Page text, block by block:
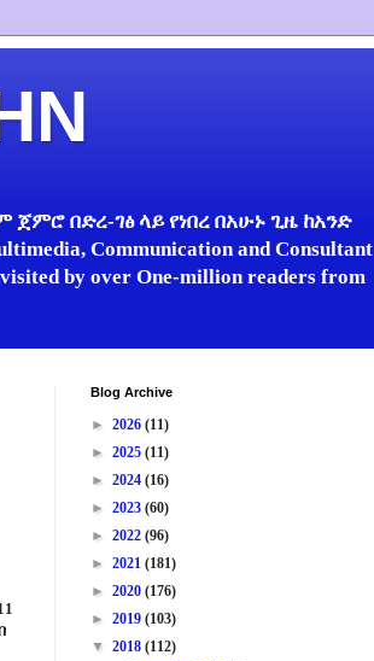
በድረ-ገፅ ላይ የነበረ በአሁኑ ጊዜ ከአንድ
Communication and Consultant
by over One-million readers from
Blog Archive
► 2026 (11)
► 2025 (11)
► 2024 (16)
► 2023 (60)
► 2022 (96)
► 2021 (181)
► 2020 (176)
► 2019 (103)
▼ 2018 (112)